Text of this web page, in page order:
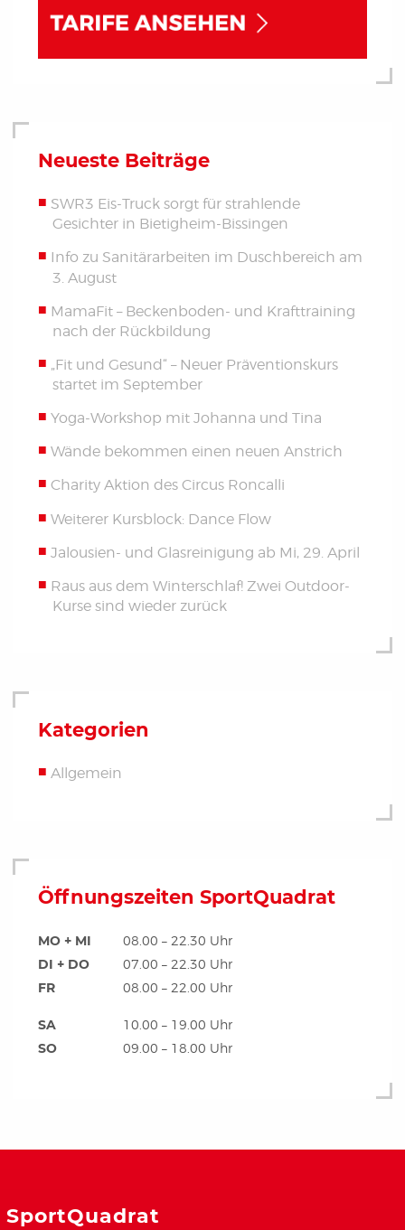
Neueste Beiträge
SWR3 Eis-Truck sorgt für strahlende
Gesichter in Bietigheim-Bissingen
Info zu Sanitärarbeiten im Duschbereich am
3. August
MamaFit – Beckenboden- und Krafttraining
nach der Rückbildung
„Fit und Gesund“ – Neuer Präventionskurs
startet im September
Yoga-Workshop mit Johanna und Tina
Wände bekommen einen neuen Anstrich
Charity Aktion des Circus Roncalli
Weiterer Kursblock: Dance Flow
Jalousien- und Glasreinigung ab Mi, 29. April
Raus aus dem Winterschlaf! Zwei Outdoor-
Kurse sind wieder zurück
Kategorien
Allgemein
Öffnungszeiten SportQuadrat
MO + MI 08.00 – 22.30 Uhr
DI + DO 07.00 – 22.30 Uhr
FR 08.00 – 22.00 Uhr
SA 10.00 – 19.00 Uhr
SO 09.00 – 18.00 Uhr
SportQuadrat